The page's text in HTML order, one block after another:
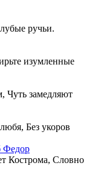
ручьи.
изумленные
Чуть замедляют
Без укоров
Федор
Кострома, Словно